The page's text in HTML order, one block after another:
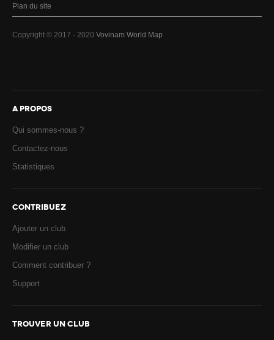
Plan du site
Copyright © 2017 - 2020 Vovinam World Map
A PROPOS
Qui sommes-nous ?
Contactez-nous
Statistiques
CONTRIBUEZ
Ajouter un club
Modifier un club
Comment contribuer ?
Support
TROUVER UN CLUB